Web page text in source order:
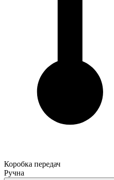
Коробка передач
Ручна